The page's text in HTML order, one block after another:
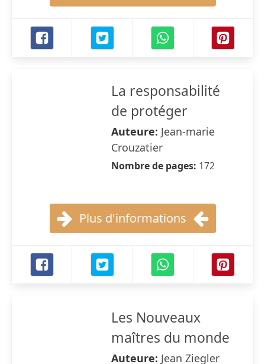
La responsabilité
de protéger
Auteure: Jean-marie
Crouzatier
Nombre de pages: 172
Plus d'informations
Les Nouveaux
maîtres du monde
Auteure: Jean Ziegler